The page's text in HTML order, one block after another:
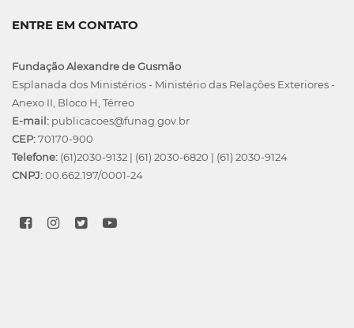
ENTRE EM CONTATO
Fundação Alexandre de Gusmão
Esplanada dos Ministérios - Ministério das Relações Exteriores -
Anexo II, Bloco H, Térreo
E-mail: publicacoes@funag.gov.br
CEP:70170-900
Telefone: (61)2030-9132 | (61) 2030-6820 | (61) 2030-9124
CNPJ:00.662.197/0001-24